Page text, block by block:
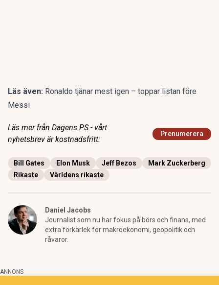
Läs även: Ronaldo tjänar mest igen – toppar listan före
Messi
Läs mer från Dagens PS - vårt
nyhetsbrev är kostnadsfritt:
Prenumerera
Bill Gates Elon Musk Jeff Bezos
Mark Zuckerberg
Rikaste
Världens rikaste
Daniel Jacobs
Journalist som nu har fokus på börs och finans, med
extra förkärlek för makroekonomi, geopolitik och
råvaror.
ANNONS